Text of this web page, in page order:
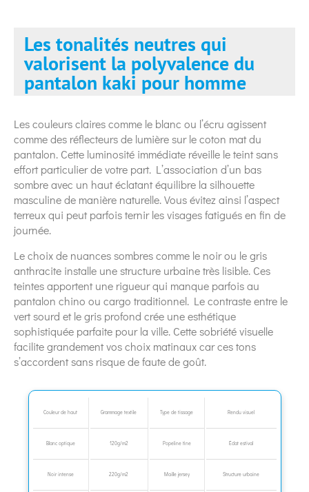
Les tonalités neutres qui
valorisent la polyvalence du
pantalon kaki pour homme
Les couleurs claires comme le blanc ou l’écru agissent
comme des réflecteurs de lumière sur le coton mat du
pantalon. Cette luminosité immédiate réveille le teint sans
effort particulier de votre part. L’association d’un bas
sombre avec un haut éclatant équilibre la silhouette
masculine de manière naturelle. Vous évitez ainsi l’aspect
terreux qui peut parfois ternir les visages fatigués en fin de
journée.
Le choix de nuances sombres comme le noir ou le gris
anthracite installe une structure urbaine très lisible. Ces
teintes apportent une rigueur qui manque parfois au
pantalon chino ou cargo traditionnel. Le contraste entre le
vert sourd et le gris profond crée une esthétique
sophistiquée parfaite pour la ville. Cette sobriété visuelle
facilite grandement vos choix matinaux car ces tons
s’accordent sans risque de faute de goût.
Couleur de haut Grammage textile Type de tissage Rendu visuel
Blanc optique 120g/m2 Popeline fine Éclat estival
Noir intense 220g/m2 Maille jersey Structure urbaine